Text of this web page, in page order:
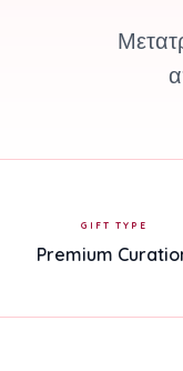
GIFT TYPE
Premium